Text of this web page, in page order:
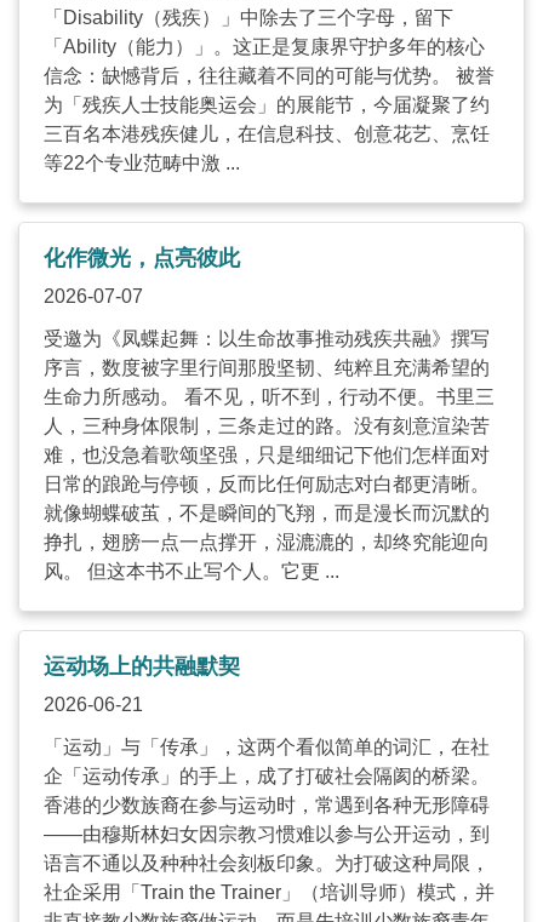
「Disability（残疾）」中除去了三个字母，留下
「Ability（能力）」。这正是复康界守护多年的核心
信念：缺憾背后，往往藏着不同的可能与优势。 被誉
为「残疾人士技能奥运会」的展能节，今届凝聚了约
三百名本港残疾健儿，在信息科技、创意花艺、烹饪
等22个专业范畴中激 ...
化作微光，点亮彼此
2026-07-07
受邀为《凤蝶起舞：以生命故事推动残疾共融》撰写
序言，数度被字里行间那股坚韧、纯粹且充满希望的
生命力所感动。 看不见，听不到，行动不便。书里三
人，三种身体限制，三条走过的路。没有刻意渲染苦
难，也没急着歌颂坚强，只是细细记下他们怎样面对
日常的踉跄与停顿，反而比任何励志对白都更清晰。
就像蝴蝶破茧，不是瞬间的飞翔，而是漫长而沉默的
挣扎，翅膀一点一点撑开，湿漉漉的，却终究能迎向
风。 但这本书不止写个人。它更 ...
运动场上的共融默契
2026-06-21
「运动」与「传承」，这两个看似简单的词汇，在社
企「运动传承」的手上，成了打破社会隔阂的桥梁。
香港的少数族裔在参与运动时，常遇到各种无形障碍
——由穆斯林妇女因宗教习惯难以参与公开运动，到
语言不通以及种种社会刻板印象。为打破这种局限，
社企采用「Train the Trainer」（培训导师）模式，并